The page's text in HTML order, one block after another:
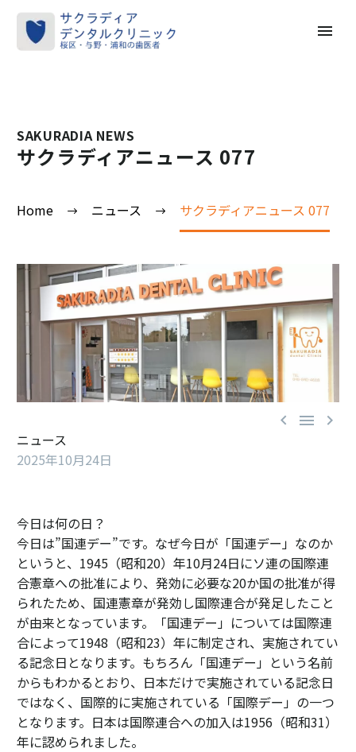
SAKURADIA NEWS
サクラディアニュース 077
Home ニュース サクラディアニュース 077
  
ニュース
2025年10月24日
今日は何の日？
今日は”国連デー”です。なぜ今日が「国連デー」なのか
というと、1945（昭和20）年10月24日にソ連の国際連
合憲章への批准により、発効に必要な20か国の批准が得
られたため、国連憲章が発効し国際連合が発足したこと
が由来となっています。「国連デー」については国際連
合によって1948（昭和23）年に制定され、実施されてい
る記念日となります。もちろん「国連デー」という名前
からもわかるとおり、日本だけで実施されている記念日
ではなく、国際的に実施されている「国際デー」の一つ
となります。日本は国際連合への加入は1956（昭和31）
年に認められました。